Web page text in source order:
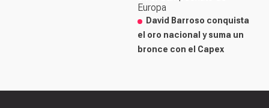
Europa
David Barroso conquista
el oro nacional y suma un
bronce con el Capex